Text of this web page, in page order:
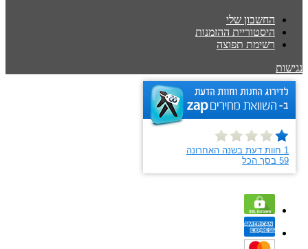
החשבון שלי
היסטוריית ההזמנות
רשימת תפוצה
נגישות